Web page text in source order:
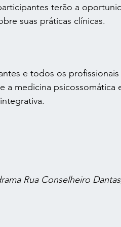
terão a
suas práticas clínicas.
e todos os
a medicina psicossomática
Rua Conselheiro